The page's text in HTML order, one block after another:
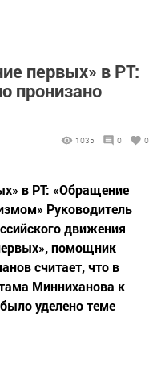
первых» в РТ:
пронизано
1035 0 0
в РТ: «Обращение
Руководитель
движения
помощник
считает, что в
Минниханова к
уделено теме